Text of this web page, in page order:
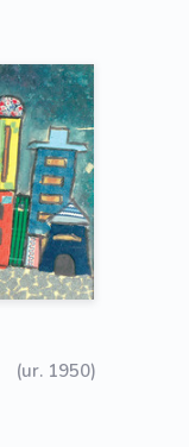
(ur. 1950)